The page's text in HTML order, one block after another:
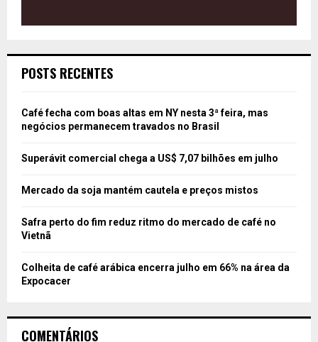
POSTS RECENTES
Café fecha com boas altas em NY nesta 3ª feira, mas
negócios permanecem travados no Brasil
Superávit comercial chega a US$ 7,07 bilhões em julho
Mercado da soja mantém cautela e preços mistos
Safra perto do fim reduz ritmo do mercado de café no
Vietnã
Colheita de café arábica encerra julho em 66% na área da
Expocacer
COMENTÁRIOS